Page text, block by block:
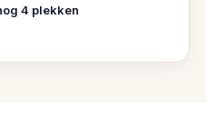
4 plekken